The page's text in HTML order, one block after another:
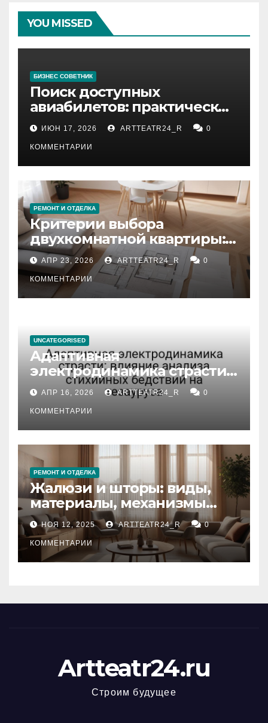
YOU MISSED
БИЗНЕС СОВЕТНИК
Поиск доступных
авиабилетов: практические
рекомендации
ИЮН 17, 2026 ARTTEATR24_R 0
КОММЕНТАРИИ
РЕМОНТ И ОТДЕЛКА
Критерии выбора
двухкомнатной квартиры:
планировка, площадь,
состояние и документация
АПР 23, 2026 ARTTEATR24_R 0
КОММЕНТАРИИ
UNCATEGORISED
Адаптивная
электродинамика страсти:
влияние анализа
стихийных бедствий на
тезауруса
АПР 16, 2026 ARTTEATR24_R 0
КОММЕНТАРИИ
РЕМОНТ И ОТДЕЛКА
Жалюзи и шторы: виды,
материалы, механизмы
управления и уход
НОЯ 12, 2025 ARTTEATR24_R 0
КОММЕНТАРИИ
Artteatr24.ru
Строим будущее